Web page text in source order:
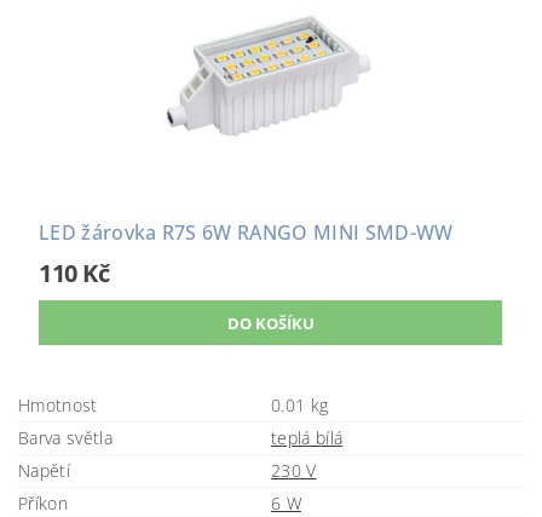
LED žárovka R7S 6W RANGO MINI SMD-WW
110 Kč
Hmotnost
0.01 kg
Barva světla
teplá bílá
Napětí
230 V
Příkon
6 W